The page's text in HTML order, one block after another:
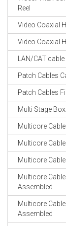
Reel
Video Coaxial
Video Coaxial
LAN/CAT
Patch Cables
Patch Cables
Multi Stage
Multicore
Multicore
Multicore
Multicore
Assembled
Multicore
Assembled